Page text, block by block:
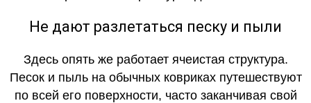
Не дают разлетаться песку и пыли
Здесь опять же работает ячеистая структура.
Песок и пыль на обычных ковриках путешествуют
по всей его поверхности, часто заканчивая свой